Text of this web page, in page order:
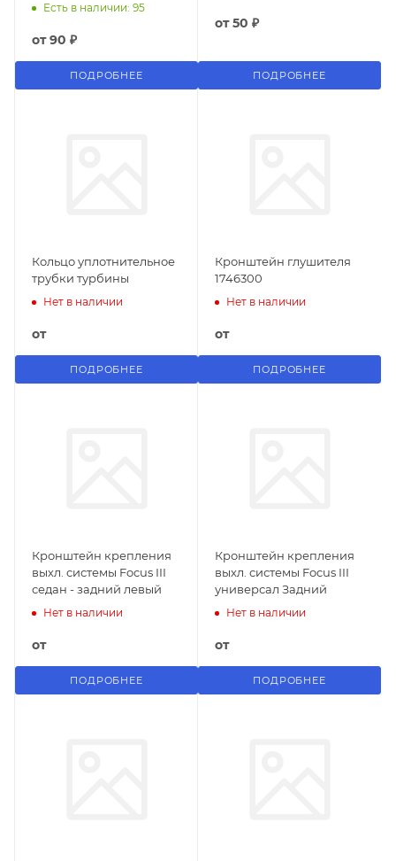
Есть в наличии: 95
от90 ₽
ПОДРОБНЕЕ
от50 ₽
ПОДРОБНЕЕ
Кольцо уплотнительное
трубки турбины
Нет в наличии
от
ПОДРОБНЕЕ
Кронштейн глушителя
1746300
Нет в наличии
от
ПОДРОБНЕЕ
Кронштейн крепления
выхл. системы Focus III
седан - задний левый
Нет в наличии
от
ПОДРОБНЕЕ
Кронштейн крепления
выхл. системы Focus III
универсал Задний
Нет в наличии
от
ПОДРОБНЕЕ